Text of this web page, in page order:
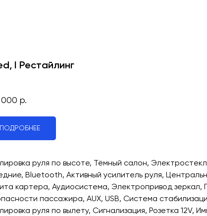
I Рестайлинг
000 р.
ПОДРОБНЕЕ
руля по высоте, Тёмный салон,
Bluetooth, Активный усилитель руля,
картера, Аудиосистема, Электропривод зеркал,
пассажира, AUX, USB, Система
руля по вылету, Сигнализация, Розетка 12V,